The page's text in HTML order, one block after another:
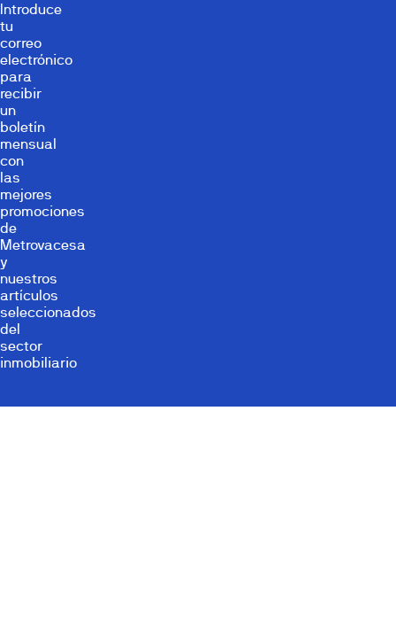
Introduce
tu
correo
electrónico
para
recibir
un
boletín
mensual
con
las
mejores
promociones
de
Metrovacesa
y
nuestros
artículos
seleccionados
del
sector
inmobiliario